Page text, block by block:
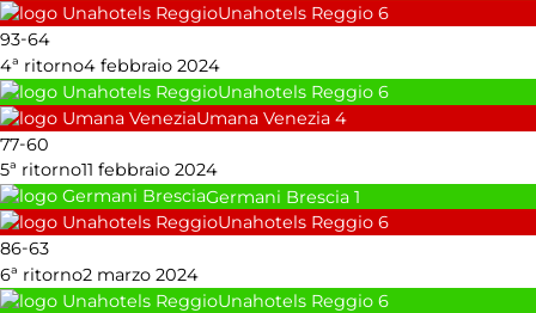
Unahotels Reggio 6
93-64
4ª ritorno4 febbraio 2024
Unahotels Reggio 6
Umana Venezia 4
77-60
5ª ritorno11 febbraio 2024
Germani Brescia 1
Unahotels Reggio 6
86-63
6ª ritorno2 marzo 2024
Unahotels Reggio 6